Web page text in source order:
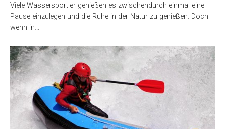
Viele Wassersportler genießen es zwischendurch einmal eine
Pause einzulegen und die Ruhe in der Natur zu genießen. Doch
wenn in…